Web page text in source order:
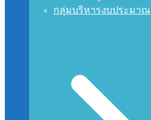
กลุ่มบริหารงบประมาณ